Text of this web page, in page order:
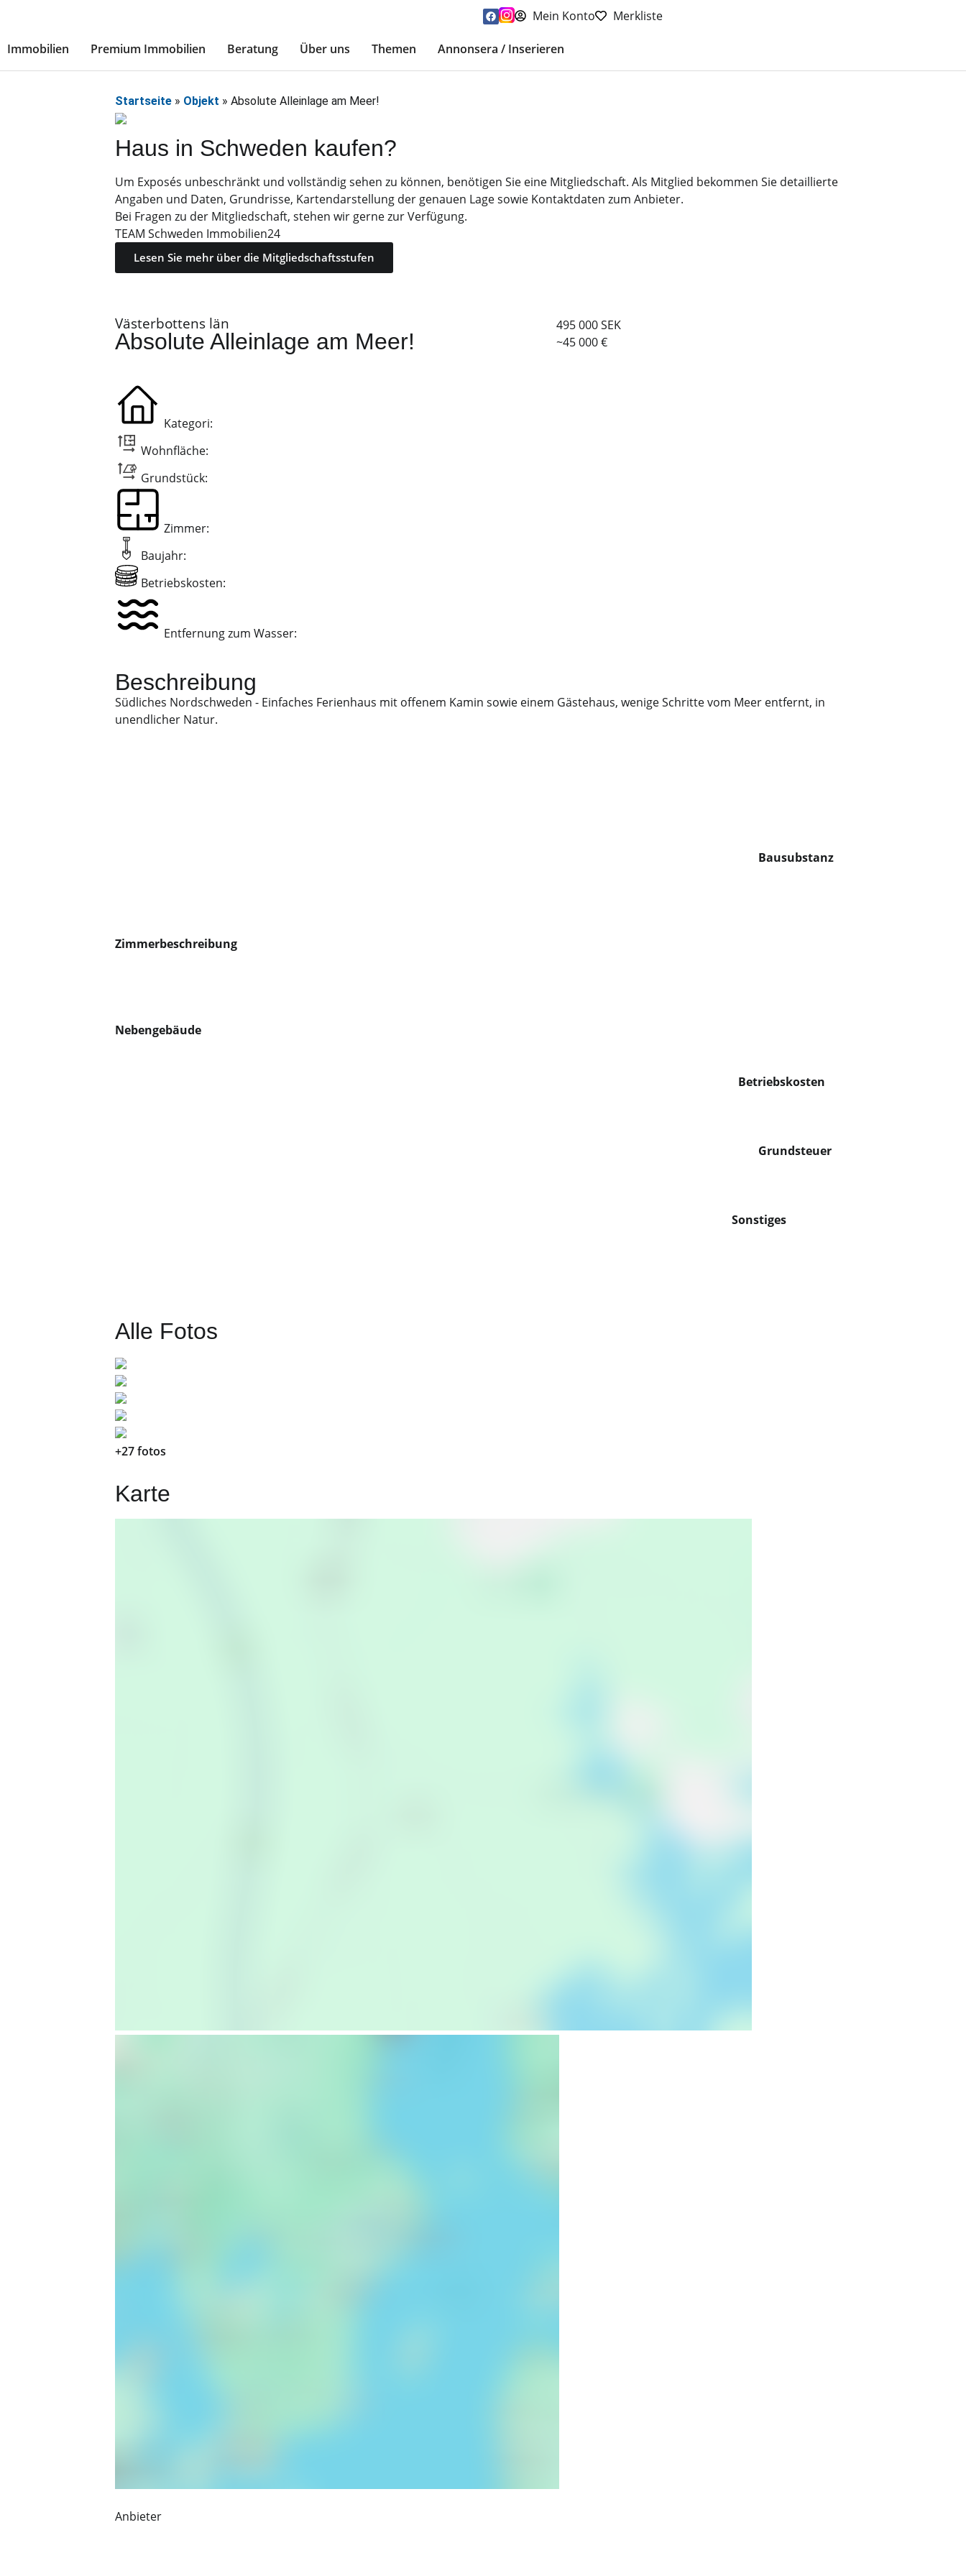
Mein Konto Merkliste
Immobilien Premium Immobilien Beratung Über uns Themen Annonsera / Inserieren
Startseite » Objekt » Absolute Alleinlage am Meer!
Haus in Schweden kaufen?
Um Exposés unbeschränkt und vollständig sehen zu können, benötigen Sie eine Mitgliedschaft. Als Mitglied bekommen Sie detaillierte
Angaben und Daten, Grundrisse, Kartendarstellung der genauen Lage sowie Kontaktdaten zum Anbieter.
Bei Fragen zu der Mitgliedschaft, stehen wir gerne zur Verfügung.
TEAM Schweden Immobilien24
Lesen Sie mehr über die Mitgliedschaftsstufen
Västerbottens län
Absolute Alleinlage am Meer!
495 000 SEK
~45 000 €
Kategori:
Wohnfläche:
Grundstück:
Zimmer:
Baujahr:
Betriebskosten:
Entfernung zum Wasser:
Beschreibung
Südliches Nordschweden - Einfaches Ferienhaus mit offenem Kamin sowie einem Gästehaus, wenige Schritte vom Meer entfernt, in
unendlicher Natur.
Bausubstanz
Zimmerbeschreibung
Nebengebäude
Betriebskosten
Grundsteuer
Sonstiges
Alle Fotos
+27 fotos
Karte
Anbieter